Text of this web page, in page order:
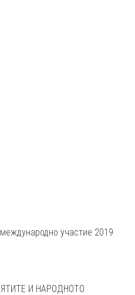
участие 2019
И НАРОДНОТО